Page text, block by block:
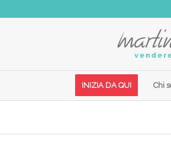
INIZIA DA QUI Chi